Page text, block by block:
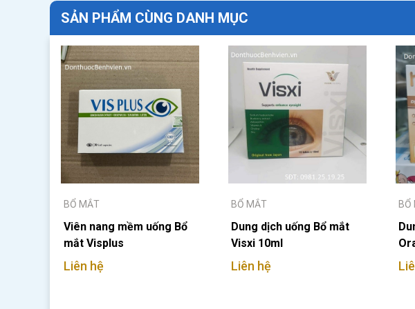
SẢN PHẨM CÙNG DANH MỤC
BỔ MẮT
Viên nang mềm uống Bổ
mắt Visplus
Liên hệ
BỔ MẮT
Dung dịch uống Bổ mắt
Visxi 10ml
Liên hệ
BỔ